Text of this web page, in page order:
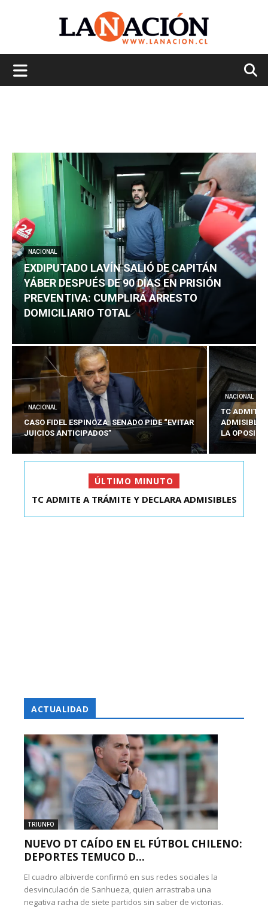
NACIONAL
EXDIPUTADO LAVÍN SALIÓ DE CAPITÁN
YÁBER DESPUÉS DE 90 DÍAS EN PRISIÓN
PREVENTIVA: CUMPLIRÁ ARRESTO
DOMICILIARIO TOTAL
NACIONAL
CASO FIDEL ESPINOZA: SENADO PIDE “EVITAR
JUICIOS ANTICIPADOS”
NACIONAL
TC ADMITE
ADMISIBLES
LA
ÚLTIMO MINUTO
TC ADMITE A TRÁMITE Y DECLARA ADMISIBLES
ACTUALIDAD
TRIUNFO
NUEVO DT CAÍDO EN EL FÚTBOL CHILENO:
DEPORTES TEMUCO D...
El cuadro albiverde confirmó en sus redes sociales la
desvinculación de Sanhueza, quien arrastraba una
negativa racha de siete partidos sin saber de victorias.